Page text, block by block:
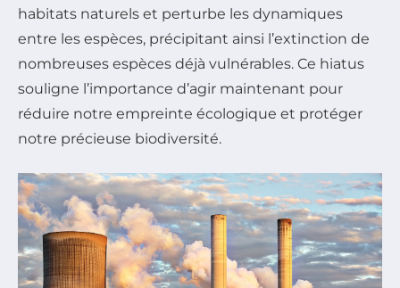
habitats naturels et perturbe les dynamiques
entre les espèces, précipitant ainsi l’extinction de
nombreuses espèces déjà vulnérables. Ce hiatus
souligne l’importance d’agir maintenant pour
réduire notre empreinte écologique et protéger
notre précieuse biodiversité.